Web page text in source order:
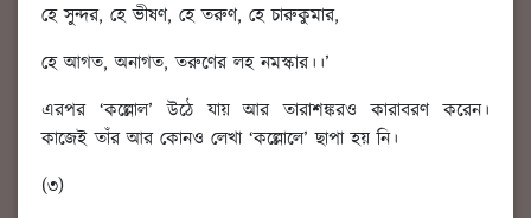
হে সুন্দর, হে ভীষণ, হে তরুণ, হে চারুকুমার,
হে আগত, অনাগত, তরুণের লহ নমস্কার।।’
এরপর ‘কল্লোল’ উঠে যায় আর তারাশঙ্করও কারাবরণ করেন।
কাজেই তাঁর আর কোনও লেখা ‘কল্লোলে’ ছাপা হয় নি।
(৩)